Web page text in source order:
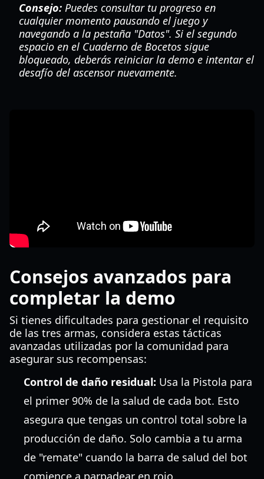
Consejo: Puedes consultar tu progreso en
cualquier momento pausando el juego y
navegando a la pestaña "Datos". Si el segundo
espacio en el Cuaderno de Bocetos sigue
bloqueado, deberás reiniciar la demo e intentar el
desafío del ascensor nuevamente.
Consejos avanzados para
completar la demo
Si tienes dificultades para gestionar el requisito
de las tres armas, considera estas tácticas
avanzadas utilizadas por la comunidad para
asegurar sus recompensas:
Control de daño residual: Usa la Pistola para
el primer 90% de la salud de cada bot. Esto
asegura que tengas un control total sobre la
producción de daño. Solo cambia a tu arma
de "remate" cuando la barra de salud del bot
comience a parpadear en rojo.